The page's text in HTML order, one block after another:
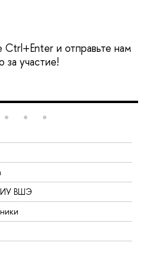
и отправьте нам
участие!
ВШЭ